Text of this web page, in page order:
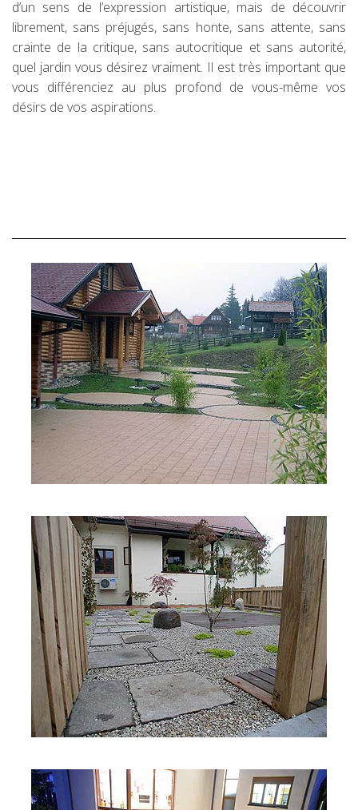
d’un sens de l’expression artistique, mais de découvrir
librement, sans préjugés, sans honte, sans attente, sans
crainte de la critique, sans autocritique et sans autorité,
quel jardin vous désirez vraiment. Il est très important que
vous différenciez au plus profond de vous-même vos
désirs de vos aspirations.